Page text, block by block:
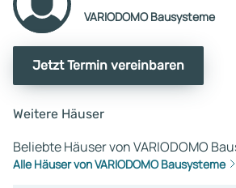
VARIODOMO Bausysteme
Jetzt Termin vereinbaren
Weitere Häuser
Beliebte Häuser von VARIODOMO
Alle Häuser von VARIODOMO Bausysteme